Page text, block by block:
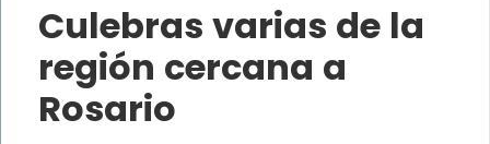
Culebras varias de la
región cercana a
Rosario